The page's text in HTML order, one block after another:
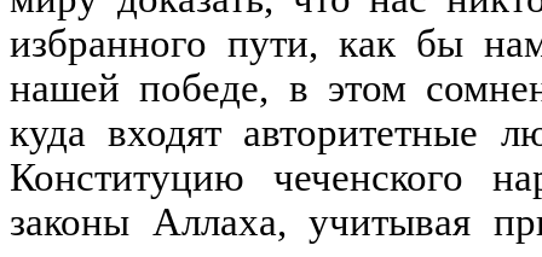
избранного пути, как бы
нашей победе, в этом
куда входят авторитетные
Конституцию чеченского
законы Аллаха, учитывая